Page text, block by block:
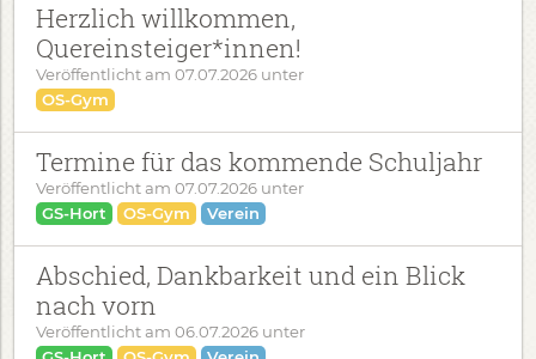
Herzlich willkommen,
Quereinsteiger*innen!
Veröffentlicht am 07.07.2026 unter
OS-Gym
Termine für das kommende Schuljahr
Veröffentlicht am 07.07.2026 unter
GS-Hort
OS-Gym Verein
Abschied, Dankbarkeit und ein Blick
nach vorn
Veröffentlicht am 06.07.2026 unter